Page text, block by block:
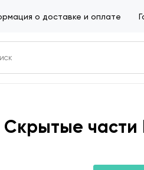
о доставке и оплате
Скрытые